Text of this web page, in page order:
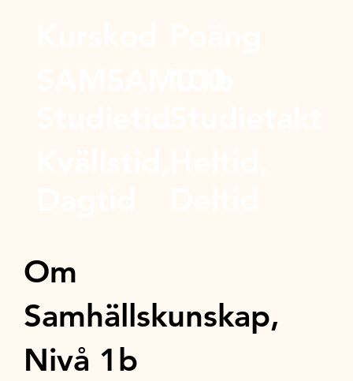
Om
Samhällskunskap,
Nivå 1b